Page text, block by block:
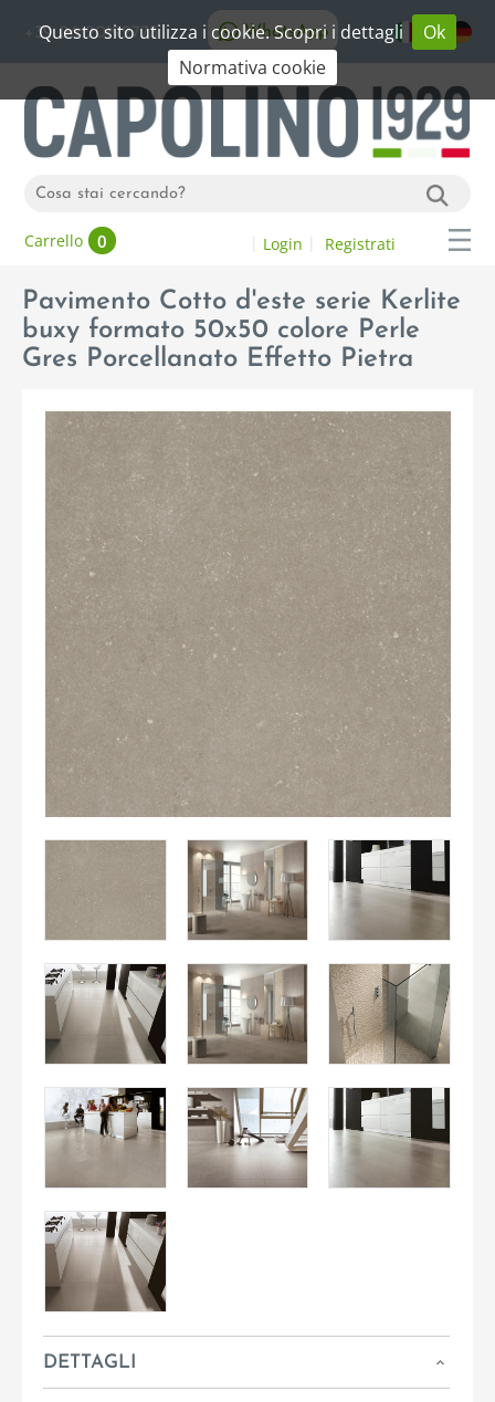
Questo sito utilizza i cookie. Scopri i dettagli
Ok
Normativa cookie
+39 06 20192773 WhatsApp
Carrello 0 Login Registrati
Pavimento Cotto d'este serie Kerlite
buxy formato 50x50 colore Perle
Gres Porcellanato Effetto Pietra
DETTAGLI